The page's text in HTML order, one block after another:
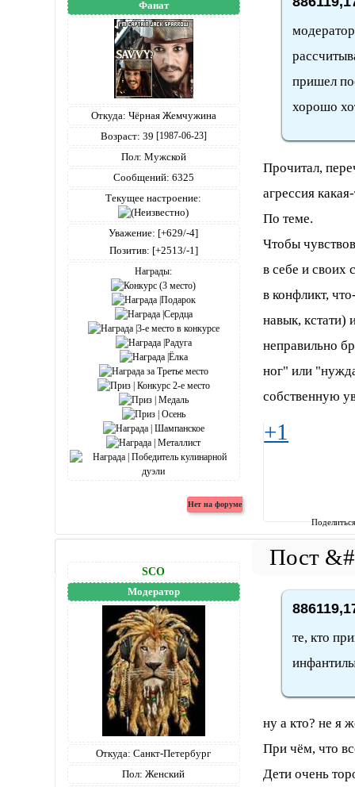
Фанат
Откуда: Чёрная Жемчужина
Возраст: 39 [1987-06-23]
Пол: Мужской
Сообщений: 6325
Текущее настроение:
Уважение: [+629/-4]
Позитив: [+2513/-1]
Награды:
пришел
хорошо
Прочитал,
агрессия
По теме.
Чтобы
в себе и своих
в конфликт,
навык, кстати)
неправильно
ног" или
собственную
+1
SCO
Модератор
Откуда: Санкт-Петербург
Пол: Женский
те, кто
ну а кто? не я
При чём, что
Дети очень